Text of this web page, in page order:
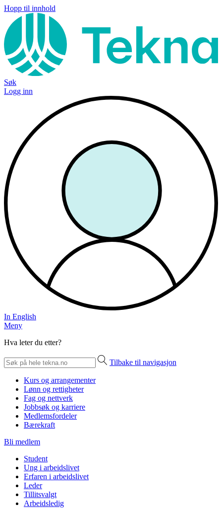
Hopp til innhold
Søk
Logg inn
In English
Meny
Hva leter du etter?
Tilbake til navigasjon
Kurs og arrangementer
Lønn og rettigheter
Fag og nettverk
Jobbsøk og karriere
Medlemsfordeler
Bærekraft
Bli medlem
Student
Ung i arbeidslivet
Erfaren i arbeidslivet
Leder
Tillitsvalgt
Arbeidsledig